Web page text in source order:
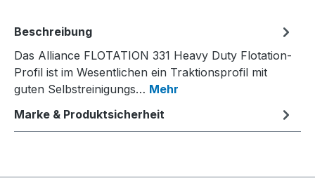
Beschreibung
Das Alliance FLOTATION 331 Heavy Duty Flotation-
Profil ist im Wesentlichen ein Traktionsprofil mit
guten Selbstreinigungs… Mehr
Marke & Produktsicherheit